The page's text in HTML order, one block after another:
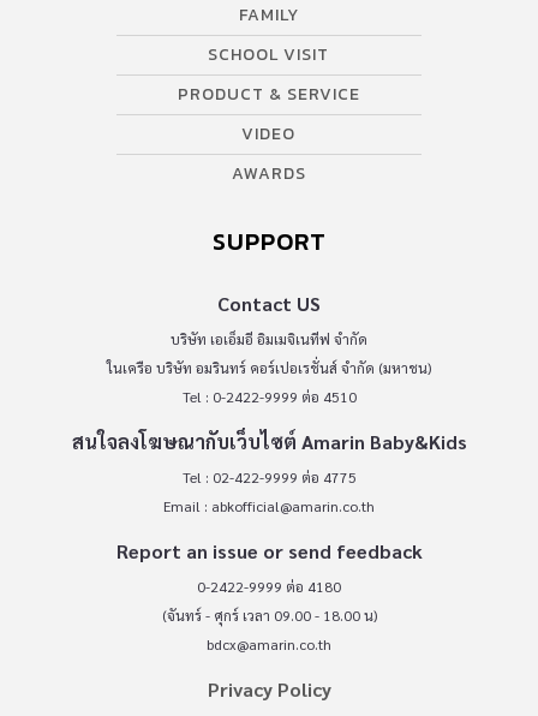
FAMILY
SCHOOL VISIT
PRODUCT & SERVICE
VIDEO
AWARDS
SUPPORT
Contact US
บริษัท เอเอ็มอี อิมเมจิเนทีฟ จำกัด
ในเครือ บริษัท อมรินทร์ คอร์เปอเรชั่นส์ จำกัด (มหาชน)
Tel : 0-2422-9999 ต่อ 4510
สนใจลงโฆษณากับเว็บไซต์ Amarin Baby&Kids
Tel : 02-422-9999 ต่อ 4775
Email : abkofficial@amarin.co.th
Report an issue or send feedback
0-2422-9999 ต่อ 4180
(จันทร์ - ศุกร์ เวลา 09.00 - 18.00 น)
bdcx@amarin.co.th
Privacy Policy